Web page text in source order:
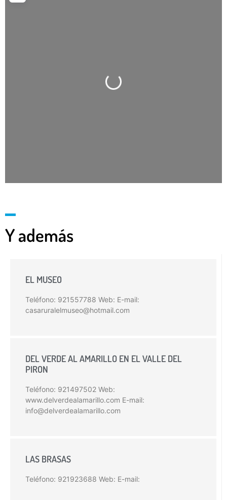
Cargando…
Y además
EL MUSEO
Teléfono: 921557788 Web: E-mail:
casaruralelmuseo@hotmail.com
DEL VERDE AL AMARILLO EN EL VALLE DEL
PIRON
Teléfono: 921497502 Web:
www.delverdealamarillo.com E-mail:
info@delverdealamarillo.com
LAS BRASAS
Teléfono: 921923688 Web: E-mail: